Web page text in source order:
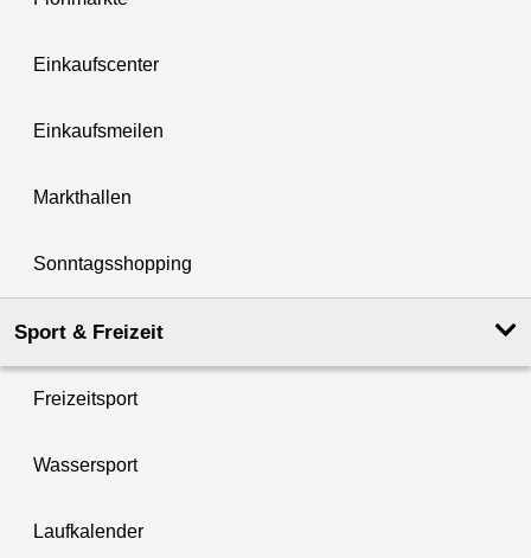
Einkaufscenter
Einkaufsmeilen
Markthallen
Sonntagsshopping
Sport & Freizeit
Freizeitsport
Wassersport
Laufkalender